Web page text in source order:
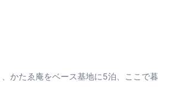
かたゑ庵をベース基地に5泊、ここで暮